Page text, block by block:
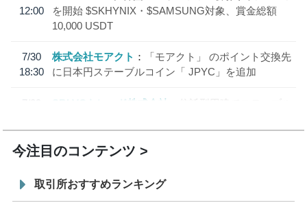
12:00
を開始 $SKHYNIX・$SAMSUNG対象、賞金総額
10,000 USDT
7/30
18:30
株式会社モアクト
「モアクト」 のポイント交換先
に日本円ステーブルコイン「 JPYC」を追加
7/29
SBI VCトレード株式会社
信託型円建てステーブル
今注目のコンテンツ
取引所おすすめランキング